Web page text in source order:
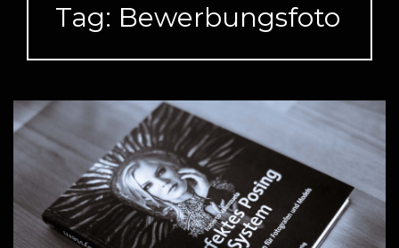
Tag: Bewerbungsfoto